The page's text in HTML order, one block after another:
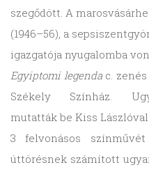
szegődött. A
(1946–56), a
igazgatója nyugalomba
Egyiptomi legendac. zenés
Székely Színház.
mutatták be Kiss
3 felvonásos
úttörésnek számított